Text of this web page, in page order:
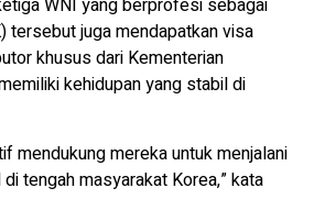
WNI yang berprofesi sebagai
tersebut juga mendapatkan visa
khusus dari Kementerian
kehidupan yang stabil di
mendukung mereka untuk menjalani
tengah masyarakat Korea,” kata